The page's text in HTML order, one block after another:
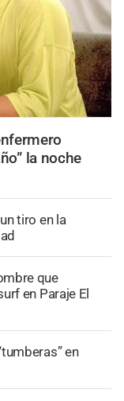
la noche
tiro en la
que
en Paraje El
en